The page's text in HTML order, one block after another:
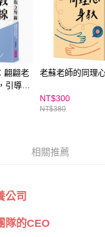
情形，本公司將視審查結果
若發現惡意使用之情形，
額度並採取法律行動。
翩翩老
引導孩
老蘇老師的同理
NT$300
NT$380
相關推薦
公司
隊的CEO